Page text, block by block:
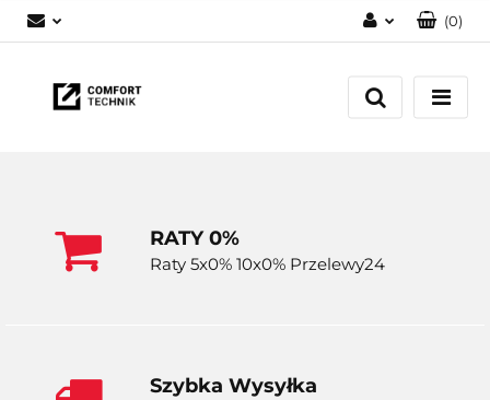
Zaloguj się
Zarejestruj się
(0)
RATY 0%
Raty 5x0% 10x0% Przelewy24
Szybka Wysyłka